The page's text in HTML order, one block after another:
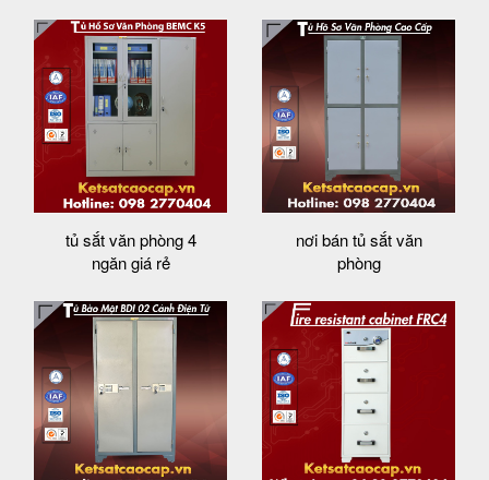
tủ sắt văn phòng 4
ngăn giá rẻ
nơi bán tủ sắt văn
phòng